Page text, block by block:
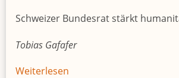
Schweizer Bundesrat stärkt
Tobias Gafafer
Weiterlesen